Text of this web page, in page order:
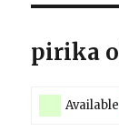
メ
タ
使
り
pirika
Available